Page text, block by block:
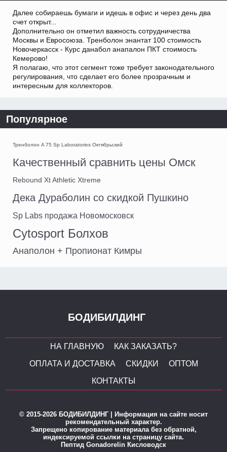
Далее собираешь бумаги и идешь в офис и через день два
счет открыт...
Дополнительно он отметил важность сотрудничества
Москвы и Евросоюза. Тренболон энантат 100 стоимость
Новочеркасск - Курс данабол анапалон ПКТ стоимость
Кемерово!
Я полагаю, что этот сегмент тоже требует законодательного
регулирования, что сделает его более прозрачным и
интересным для коллекторов.
Популярное
Тренболон A 75 Sp Laboratories Октябрьский
Качественный сравнить цены Омск
Rebound Xt Athletic Xtreme
Дека Дураболин со скидкой Пушкино
Sp Labs продажа Новомосковск
Cytosport Болхов
Анаполон + Пропионат Кимры
БОДИБИЛДИНГ
НА ГЛАВНУЮ
КАК ЗАКАЗАТЬ?
ОПЛАТА И ДОСТАВКА
СКИДКИ
ОПТОМ
КОНТАКТЫ
© 2015-2026 БОДИБИЛДИНГ | Информация на сайте носит
рекомендательный характер.
Запрещено копирование материала без обратной,
индексируемой ссылки на страницу сайта.
Пептид Gonadorelin Кисловодск